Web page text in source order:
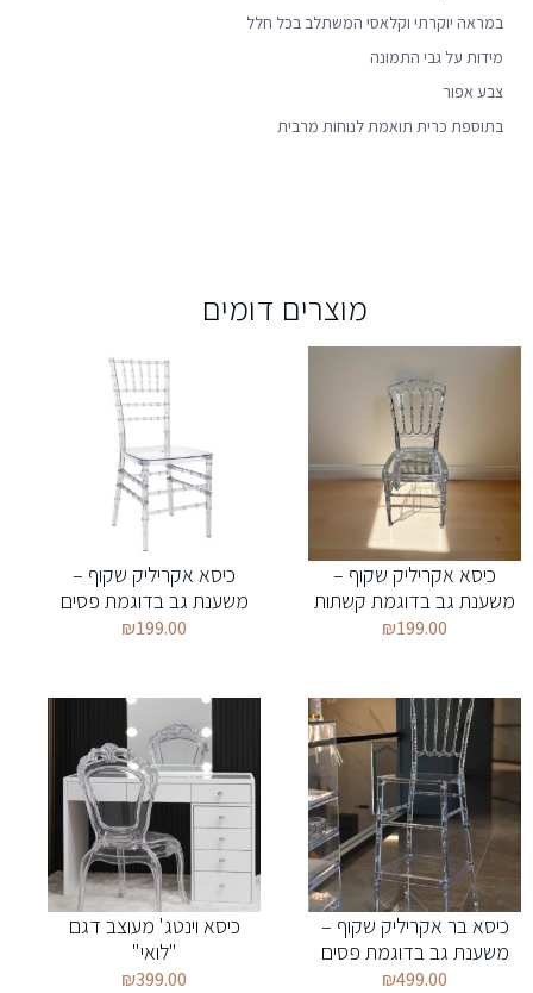
במראה יוקרתי וקלאסי המשתלב בכל חלל
מידות על גבי התמונה
צבע אפור
בתוספת כרית תואמת לנוחות מרבית
מוצרים דומים
כיסא אקריליק שקוף –
משענת גב בדוגמת קשתות
₪199.00
כיסא אקריליק שקוף –
משענת גב בדוגמת פסים
₪199.00
כיסא בר אקריליק שקוף –
משענת גב בדוגמת פסים
₪499.00
כיסא וינטג' מעוצב דגם
"לואי"
₪399.00